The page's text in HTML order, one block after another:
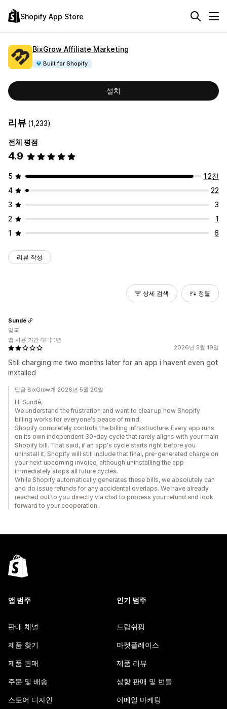
Shopify App Store
BixGrow Affiliate Marketing
Built for Shopify
설치
리뷰 (1,233)
전체 평점
4.9
5
1.2천
4
22
3
3
2
1
1
6
리뷰 작성
상세 검색 정렬
2026년 5월 19일
Still charging me two months later for an app i havent even got
inxtalled
Sundé
영국
앱 사용 기간 대략 1년
답글 BixGrow개 2026년 5월 20일
Hi Sundé,
We understand the frustration and want to clear up how Shopify
billing works for everyone's peace of mind.
Shopify completely controls the billing infrastructure. Every app runs
on its own independent 30-day cycle that rarely aligns with your main
Shopify bill. That said, if an app's cycle starts right before you
uninstall it, Shopify will still include that final, pre-generated charge on
your next upcoming invoice, although uninstalling the app
immediately stops all future cycles.
While Shopify automatically generates these bills, we absolutely can
and do issue refunds for any accidental overlaps. We have already
reached out to you directly via chat to process your refund and look
forward to your cooperation.
앱 범주
판매 채널
제품 찾기
제품 판매
주문 및 배송
스토어 디자인
인기 범주
드랍쉬핑
마켓플레이스
제품 리뷰
상향 판매 및 번들
이메일 마케팅